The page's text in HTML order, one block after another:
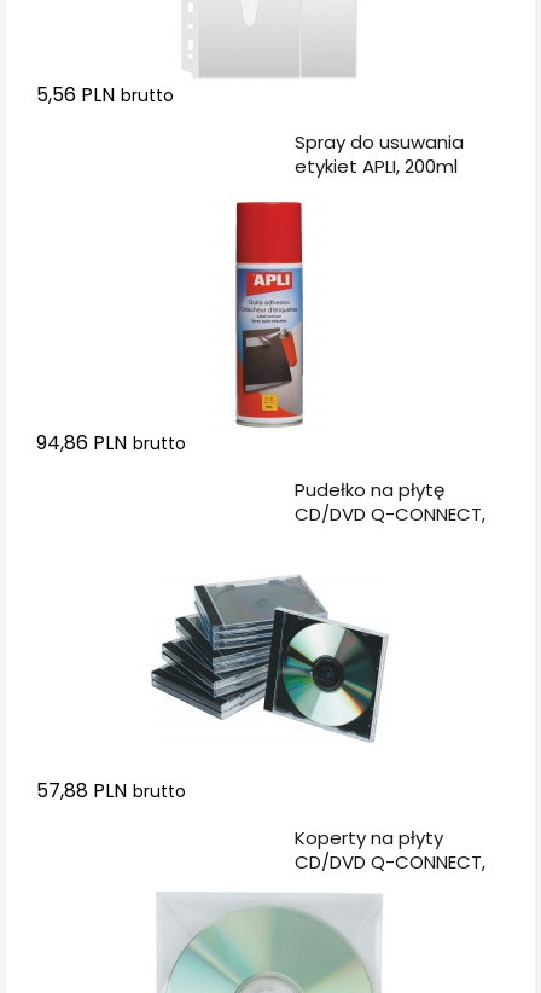
5,56 PLN brutto
Spray do usuwania
etykiet APLI, 200ml
94,86 PLN brutto
Pudełko na płytę
CD/DVD Q-CONNECT,
57,88 PLN brutto
Koperty na płyty
CD/DVD Q-CONNECT,